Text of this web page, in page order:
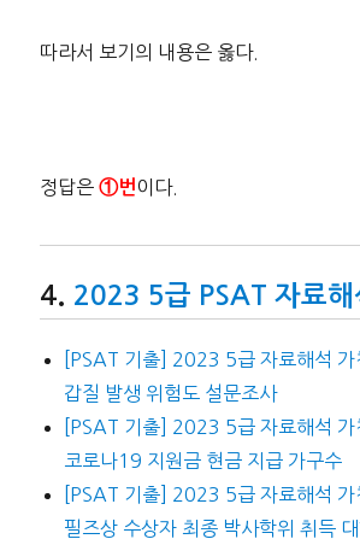
따라서 보기의 내용은 옳다.
정답은 ①번 이다.
2023 5급 PSAT 자료해
[PSAT 기출] 2023 5급 자료해석 가
갑질 발생 위험도 설문조사
[PSAT 기출] 2023 5급 자료해석 가
코로나19 지원금 현금 지급 가구수
[PSAT 기출] 2023 5급 자료해석 가
필즈상 수상자 최종 박사학위 취득